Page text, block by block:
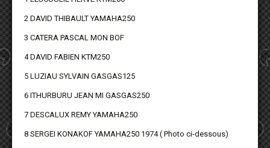
2 DAVID THIBAULT YAMAHA250
3 CATERA PASCAL MON BOF
4 DAVID FABIEN KTM250
5 LUZIAU SYLVAIN GASGAS125
6 ITHURBURU JEAN MI GASGAS250
7 DESCALUX REMY YAMAHA250
8 SERGEI KONAKOF YAMAHA250 1974 ( Photo ci-dessous)